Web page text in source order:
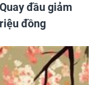
đầu giảm
đồng